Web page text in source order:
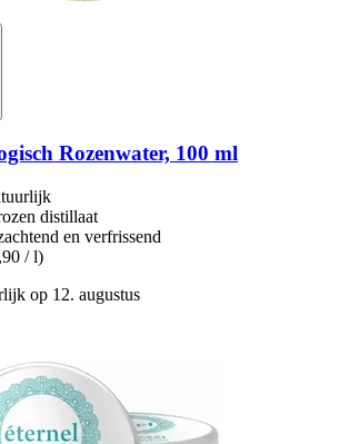
Rozenwater, 100 ml
distillaat
en verfrissend
/ l)
op 12. augustus